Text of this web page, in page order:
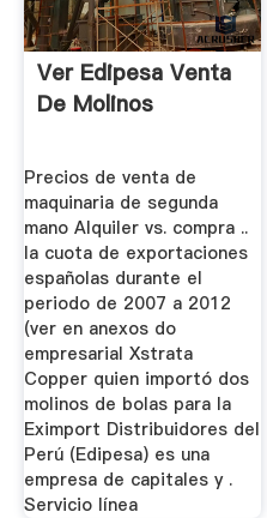
Ver Edipesa Venta
De Molinos
Precios de venta de
maquinaria de segunda
mano Alquiler vs. compra ..
la cuota de exportaciones
españolas durante el
periodo de 2007 a 2012
(ver en anexos do
empresarial Xstrata
Copper quien importó dos
molinos de bolas para la
Eximport Distribuidores del
Perú (Edipesa) es una
empresa de capitales y .
Servicio línea